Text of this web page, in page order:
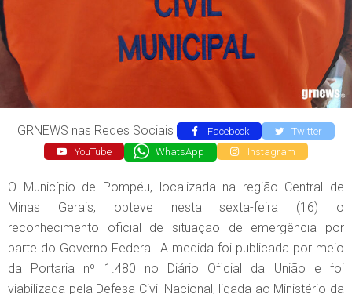
GRNEWS nas Redes Sociais Facebook
Twitter
YouTube
WhatsApp Instagram
O Município de Pompéu, localizada na região Central de
Minas Gerais, obteve nesta sexta-feira (16) o
reconhecimento oficial de situação de emergência por
parte do Governo Federal. A medida foi publicada por meio
da Portaria nº 1.480 no Diário Oficial da União e foi
viabilizada pela Defesa Civil Nacional, ligada ao Ministério da